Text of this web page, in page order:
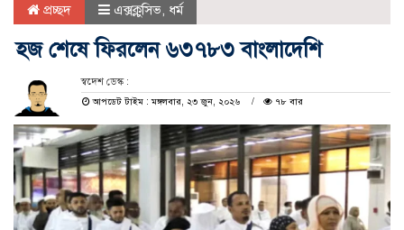
প্রচ্ছদ এক্সক্লুসিভ ধর্ম
হজ শেষে ফিরলেন ৬৩৭৮৩ বাংলাদেশি
স্বদেশ ডেস্ক :
আপডেট টাইম : মঙ্গলবার, ২৩ জুন, ২০২৬
৭৮ বার